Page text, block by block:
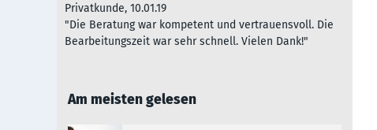
Privatkunde, 10.01.19
"Die Beratung war kompetent und vertrauensvoll. Die
Bearbeitungszeit war sehr schnell. Vielen Dank!"
Am meisten gelesen